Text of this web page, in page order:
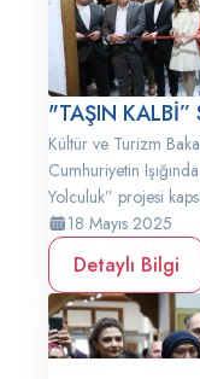
"TAŞIN KALBİ”
Kültür ve Turizm
Cumhuriyetin
Yolculuk” projesi
18 Mayıs 2025
Detaylı Bilgi